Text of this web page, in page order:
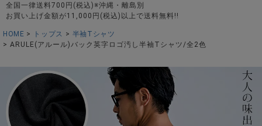
全国一律送料700円(税込)※沖縄・離島別
お買い上げ金額が11,000円(税込)以上で送料無料!!
HOME トップス
半袖Tシャツ
ARULE(アルール)バック英字ロゴ汚し半袖Tシャツ/全2色